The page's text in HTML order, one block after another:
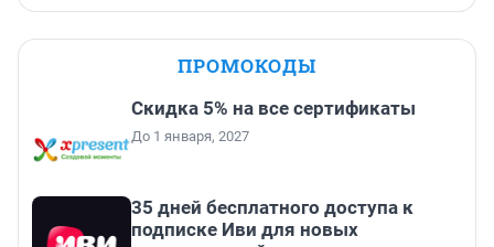
ПРОМОКОДЫ
Скидка 5% на все сертификаты
До 1 января, 2027
35 дней бесплатного доступа к
подписке Иви для новых